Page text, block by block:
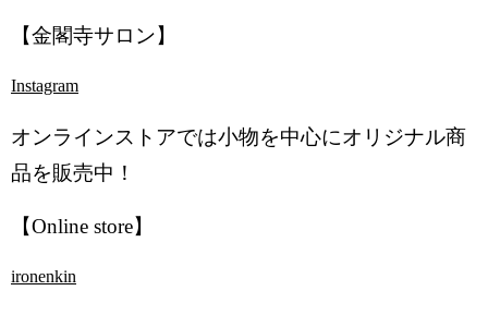
【金閣寺サロン】
Instagram
オンラインストアでは小物を中心にオリジナル商
品を販売中！
【Online store】
ironenkin